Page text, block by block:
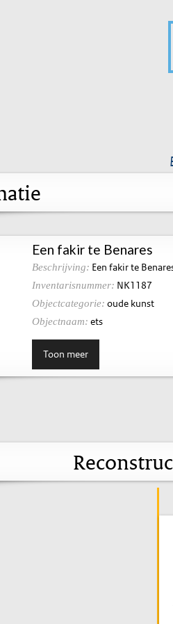
Een fakir te Benares
Beschrijving: Een fakir te
Inventarisnummer: NK1187
Objectcategorie: oude kunst
Objectnaam: ets
Toon meer